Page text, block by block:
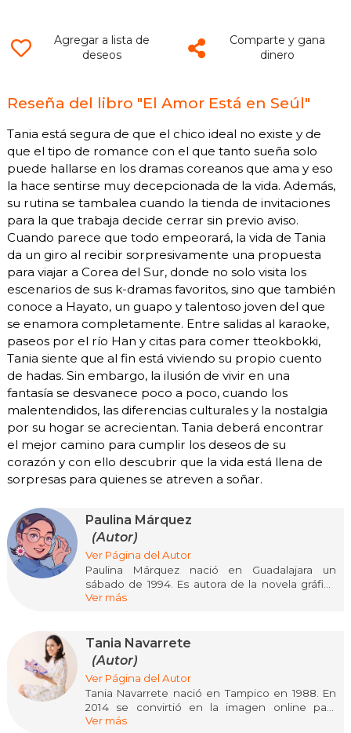
Agregar a lista de
deseos
Comparte y gana
dinero
Reseña del libro "El Amor Está en Seúl"
Tania está segura de que el chico ideal no existe y de
que el tipo de romance con el que tanto sueña solo
puede hallarse en los dramas coreanos que ama y eso
la hace sentirse muy decepcionada de la vida. Además,
su rutina se tambalea cuando la tienda de invitaciones
para la que trabaja decide cerrar sin previo aviso.
Cuando parece que todo empeorará, la vida de Tania
da un giro al recibir sorpresivamente una propuesta
para viajar a Corea del Sur, donde no solo visita los
escenarios de sus k-dramas favoritos, sino que también
conoce a Hayato, un guapo y talentoso joven del que
se enamora completamente. Entre salidas al karaoke,
paseos por el río Han y citas para comer tteokbokki,
Tania siente que al fin está viviendo su propio cuento
de hadas. Sin embargo, la ilusión de vivir en una
fantasía se desvanece poco a poco, cuando los
malentendidos, las diferencias culturales y la nostalgia
por su hogar se acrecientan. Tania deberá encontrar
el mejor camino para cumplir los deseos de su
corazón y con ello descubrir que la vida está llena de
sorpresas para quienes se atreven a soñar.
Paulina Márquez
(Autor)
Ver Página del Autor
Paulina Márquez nació en Guadalajara un
sábado de 1994. Es autora de la novela gráfica
"Tormenta de mayo", y co-autora de "La
Ganadora del Premio Nacional de Novela Gráfica
Joven 2019 de la Secretaría de Cultura de
México y el Chinelo a la Excelencia en Cómic del
Festival Pixelatl, autora de un Original de
WEBTOON y segundo lugar de la convocatoria
Secuenciarte Pixelatl 2020.
Ver más
Tania Navarrete
(Autor)
Ver Página del Autor
Tania Navarrete nació en Tampico en 1988. En
2014 se convirtió en la imagen online para
DramaFever Latino. En el mismo año fundó el
Ver más